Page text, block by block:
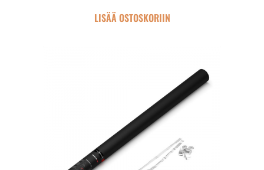
LISÄÄ OSTOSKORIIN